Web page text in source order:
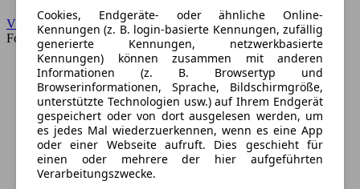
VW
Forum
Cookies, Endgeräte- oder ähnliche Online-
Kennungen (z. B. login-basierte Kennungen, zufällig
generierte Kennungen, netzwerkbasierte
Kennungen) können zusammen mit anderen
Informationen (z. B. Browsertyp und
Browserinformationen, Sprache, Bildschirmgröße,
unterstützte Technologien usw.) auf Ihrem Endgerät
gespeichert oder von dort ausgelesen werden, um
es jedes Mal wiederzuerkennen, wenn es eine App
oder einer Webseite aufruft. Dies geschieht für
einen oder mehrere der hier aufgeführten
Verarbeitungszwecke.